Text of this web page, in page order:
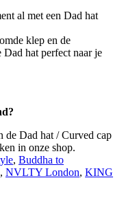
al met een Dad hat
klep en de
hat perfect naar je
Dad hat / Curved cap
in onze shop.
, Buddha to
, NVLTY London, KING